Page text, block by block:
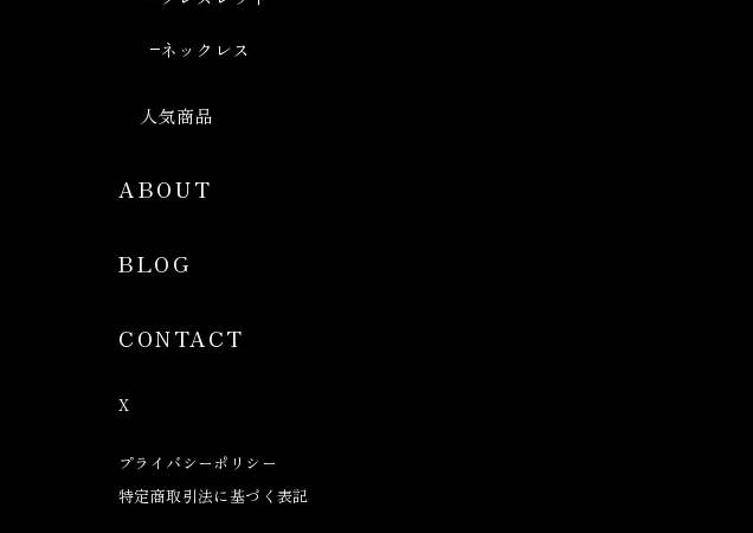
ネックレス
人気商品
ABOUT
BLOG
CONTACT
X
プライバシーポリシー
特定商取引法に基づく表記